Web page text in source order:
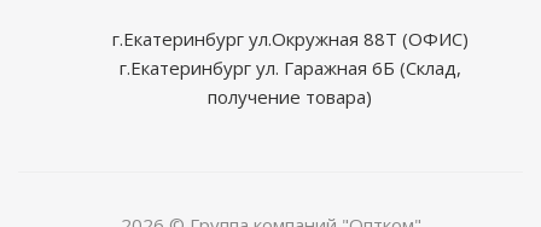
г.Екатеринбург ул.Окружная 88Т (ОФИС)
г.Екатеринбург ул. Гаражная 6Б (Склад,
получение товара)